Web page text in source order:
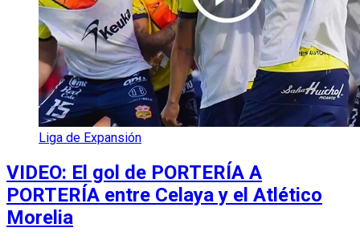
Liga de Expansión
VIDEO: El gol de PORTERÍA A
PORTERÍA entre Celaya y el Atlético
Morelia